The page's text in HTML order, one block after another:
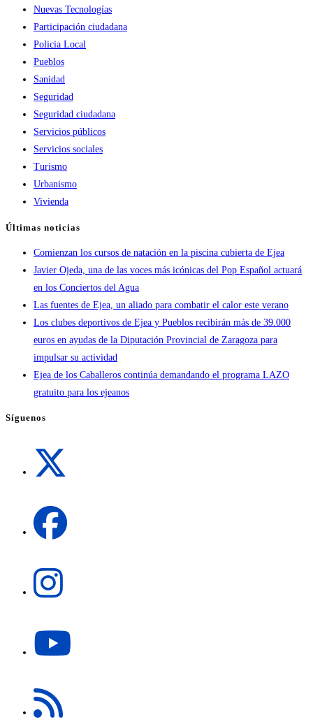
Nuevas Tecnologías
Participación ciudadana
Policia Local
Pueblos
Sanidad
Seguridad
Seguridad ciudadana
Servicios públicos
Servicios sociales
Turismo
Urbanismo
Vivienda
Últimas noticias
Comienzan los cursos de natación en la piscina cubierta de Ejea
Javier Ojeda, una de las voces más icónicas del Pop Español actuará
en los Conciertos del Agua
Las fuentes de Ejea, un aliado para combatir el calor este verano
Los clubes deportivos de Ejea y Pueblos recibirán más de 39.000
euros en ayudas de la Diputación Provincial de Zaragoza para
impulsar su actividad
Ejea de los Caballeros continúa demandando el programa LAZO
gratuito para los ejeanos
Síguenos
pestaña
abre
abre
nueva
pestaña
en